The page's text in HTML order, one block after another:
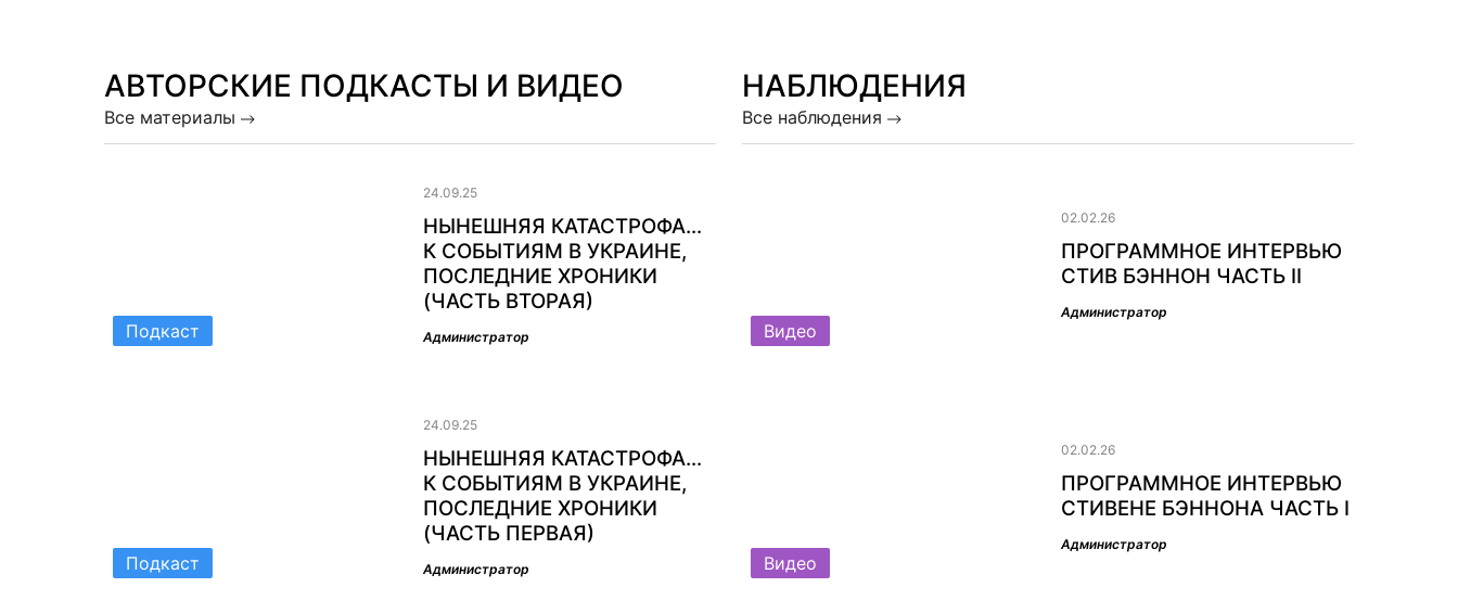
АВТОРСКИЕ ПОДКАСТЫ И ВИДЕО
Все материалы
Подкаст
24.09.25
НЫНЕШНЯЯ КАТАСТРОФА…
К СОБЫТИЯМ В УКРАИНЕ,
ПОСЛЕДНИЕ ХРОНИКИ
(ЧАСТЬ ВТОРАЯ)
Администратор
Подкаст
24.09.25
НЫНЕШНЯЯ КАТАСТРОФА…
К СОБЫТИЯМ В УКРАИНЕ,
ПОСЛЕДНИЕ ХРОНИКИ
(ЧАСТЬ ПЕРВАЯ)
Администратор
НАБЛЮДЕНИЯ
Все наблюдения
Видео
02.02.26
ПРОГРАММНОЕ ИНТЕРВЬЮ
СТИВ БЭННОН ЧАСТЬ II
Администратор
Видео
02.02.26
ПРОГРАММНОЕ ИНТЕРВЬЮ
СТИВЕНЕ БЭННОНА ЧАСТЬ I
Администратор